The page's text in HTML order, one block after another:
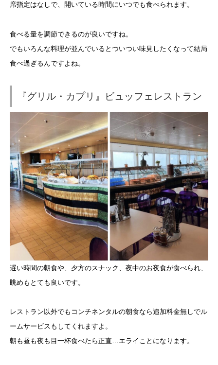
席指定はなしで、開いている時間にいつでも食べられます。
食べる量を調節できるのが良いですね。
でもいろんな料理が並んでいるとついつい味見したくなって結局
食べ過ぎるんですよね。
『グリル・カプリ』ビュッフェレストラン
遅い時間の朝食や、夕方のスナック、夜中のお夜食が食べられ、
眺めもとても良いです。
レストラン以外でもコンチネンタルの朝食なら追加料金無しでル
ームサービスもしてくれますよ。
朝も昼も夜も目一杯食べたら正直…エライことになります。